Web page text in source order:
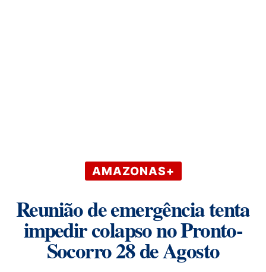
AMAZONAS+
Reunião de emergência tenta
impedir colapso no Pronto-
Socorro 28 de Agosto